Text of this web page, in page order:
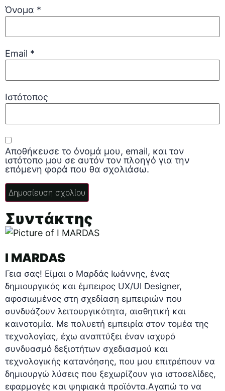
Όνομα *
Email *
Ιστότοπος
Αποθήκευσε το όνομά μου, email, και τον
ιστότοπο μου σε αυτόν τον πλοηγό για την
επόμενη φορά που θα σχολιάσω.
Συντάκτης
I MARDAS
Γεια σας! Είμαι ο Μαρδάς Ιωάννης, ένας
δημιουργικός και έμπειρος UX/UI Designer,
αφοσιωμένος στη σχεδίαση εμπειριών που
συνδυάζουν λειτουργικότητα, αισθητική και
καινοτομία. Με πολυετή εμπειρία στον τομέα της
τεχνολογίας, έχω αναπτύξει έναν ισχυρό
συνδυασμό δεξιοτήτων σχεδιασμού και
τεχνολογικής κατανόησης, που μου επιτρέπουν να
δημιουργώ λύσεις που ξεχωρίζουν για ιστοσελίδες,
εφαρμογές και ψηφιακά προϊόντα.Αγαπώ το να